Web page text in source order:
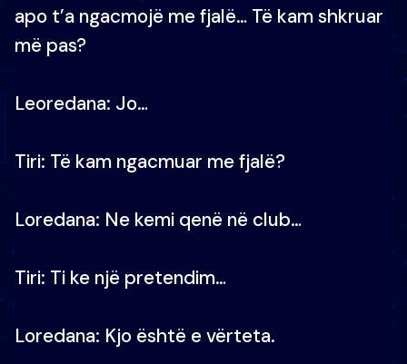
apo t’a ngacmojë me fjalë… Të kam shkruar
më pas?
Leoredana: Jo…
Tiri: Të kam ngacmuar me fjalë?
Loredana: Ne kemi qenë në club…
Tiri: Ti ke një pretendim…
Loredana: Kjo është e vërteta.